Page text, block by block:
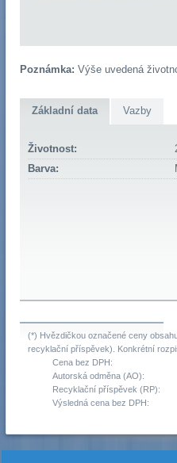
Poznámka: Výše uvedená
Základní data Vazby
Životnost:
Barva:
(*) Hvězdičkou označené ceny
recyklační příspěvek). Konkrétní
Cena bez DPH:
Autorská odměna (AO):
Recyklační příspěvek (RP):
Výsledná cena bez DPH: